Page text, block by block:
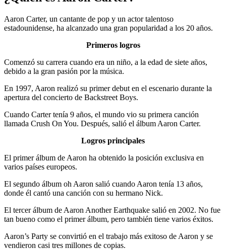
Aaron Carter, un cantante de pop y un actor talentoso
estadounidense, ha alcanzado una gran popularidad a los 20 años.
Primeros logros
Comenzó su carrera cuando era un niño, a la edad de siete años,
debido a la gran pasión por la música.
En 1997, Aaron realizó su primer debut en el escenario durante la
apertura del concierto de Backstreet Boys.
Cuando Carter tenía 9 años, el mundo vio su primera canción
llamada Crush On You. Después, salió el álbum Aaron Carter.
Logros principales
El primer álbum de Aaron ha obtenido la posición exclusiva en
varios países europeos.
El segundo álbum oh Aaron salió cuando Aaron tenía 13 años,
donde él cantó una canción con su hermano Nick.
El tercer álbum de Aaron Another Earthquake salió en 2002. No fue
tan bueno como el primer álbum, pero también tiene varios éxitos.
Aaron’s Party se convirtió en el trabajo más exitoso de Aaron y se
vendieron casi tres millones de copias.